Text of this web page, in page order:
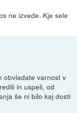
ne izvede. Kje sele
obvladate varnost v
in uspeli, od
še ni bilo kaj dosti